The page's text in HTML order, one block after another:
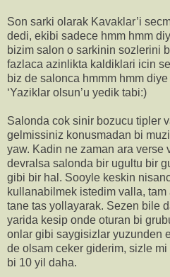
Son sarki olarak Kavaklar’i
dedi, ekibi sadece hmm hmm
bizim salon o sarkinin sozlerini
fazlaca azinlikta kaldiklari icin
biz de salonca hmmm hmm
‘Yaziklar olsun’u yedik tabi:)
Salonda cok sinir bozucu tipler
gelmissiniz konusmadan bi
yaw. Kadin ne zaman ara verse
devralsa salonda bir ugultu bir
gibi bir hal. Sooyle keskin
kullanabilmek istedim valla,
tane tas yollayarak. Sezen bile
yarida kesip onde oturan bi
onlar gibi saygisizlar yuzunden
de olsam ceker giderim, sizle
bi 10 yil daha.